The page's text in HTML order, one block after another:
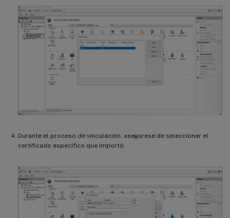
Durante el proceso de vinculación, asegúrese de seleccionar el
certificado específico que importó.